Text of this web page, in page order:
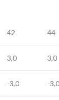
42 44
3,0 3,0
-3,0 -3,0